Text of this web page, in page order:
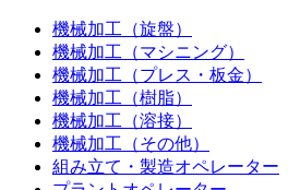
機械加工（旋盤）
機械加工（マシニング）
機械加工（プレス・板金）
機械加工（樹脂）
機械加工（溶接）
機械加工（その他）
組み立て・製造オペレーター